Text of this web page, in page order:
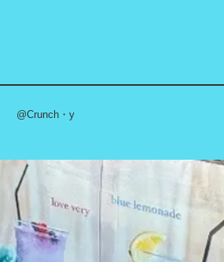
@Crunch・y